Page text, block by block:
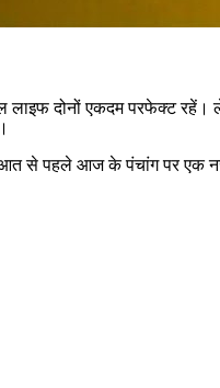
लाइफ दोनों एकदम परफेक्ट
से पहले आज के पंचांग पर एक